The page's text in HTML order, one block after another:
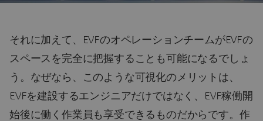
それに加えて、EVFのオペレーションチームがEVFの
スペースを完全に把握することも可能になるでしょ
う。なぜなら、このような可視化のメリットは、
EVFを建設するエンジニアだけではなく、EVF稼働開
始後に働く作業員も享受できるものだからです。作